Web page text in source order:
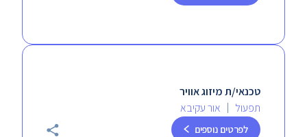
טכנאי/ת מיזוג אוויר
אור עקיבא
תפעול
לפרטים נוספים